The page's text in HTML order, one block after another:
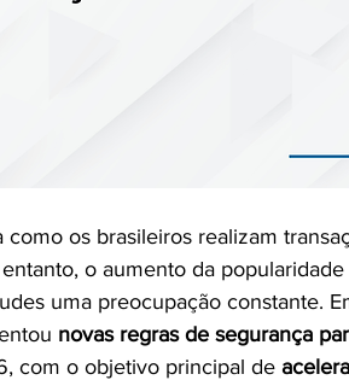
os brasileiros realizam
o aumento da
uma preocupação constante.
novas regras de segurança
com o objetivo principal de